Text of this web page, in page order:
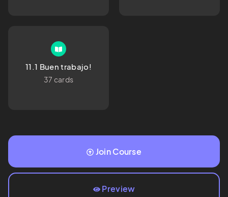
11.1 Buen trabajo!
37 cards
Join Course
Preview